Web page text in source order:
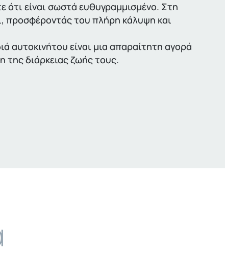
ότι είναι σωστά ευθυγραμμισμένο. Στη
προσφέροντάς του πλήρη κάλυψη και
αυτοκινήτου είναι μια απαραίτητη αγορά
της διάρκειας ζωής τους.